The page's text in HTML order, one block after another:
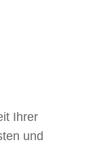
Ihrer
und